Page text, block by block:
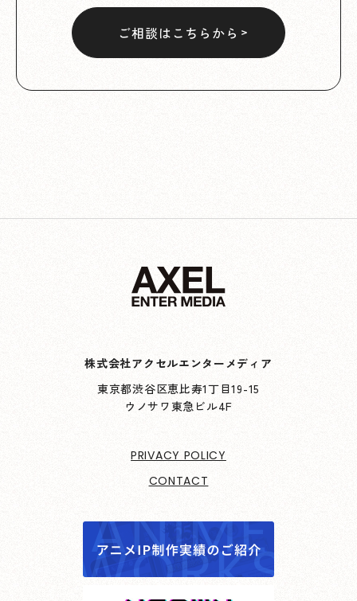
ご相談はこちらから
株式会社アクセルエンターメディア
東京都渋谷区恵比寿1丁目19-15
ウノサワ東急ビル4F
PRIVACY POLICY
CONTACT